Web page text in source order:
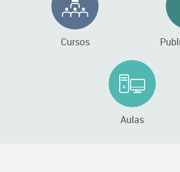
Cursos
Aulas